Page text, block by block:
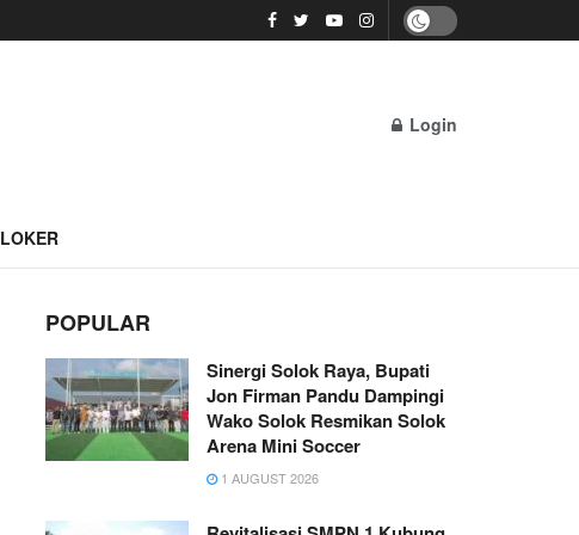
Login
LOKER
POPULAR
Sinergi Solok Raya, Bupati
Jon Firman Pandu Dampingi
Wako Solok Resmikan Solok
Arena Mini Soccer
1 AUGUST 2026